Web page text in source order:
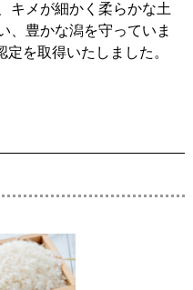
キメが細かく柔らかな土
、豊かな潟を守っていま
を取得いたしました。